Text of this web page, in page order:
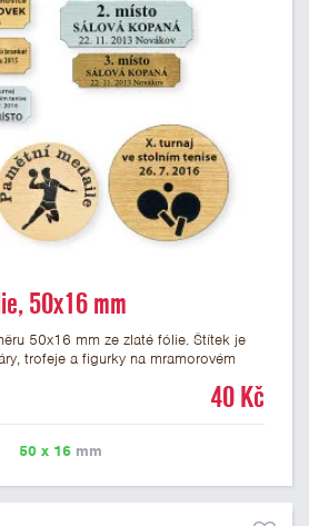
50x16 mm
50x16 mm ze zlaté fólie. Štítek je
trofeje a figurky na mramorovém
maximálně 3 řádky, aby byla
kroku objednávky.
40 Kč
50 x 16mm